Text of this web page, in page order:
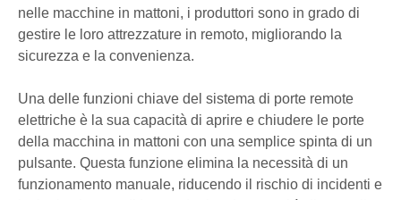
nelle macchine in mattoni, i produttori sono in grado di
gestire le loro attrezzature in remoto, migliorando la
sicurezza e la convenienza.
Una delle funzioni chiave del sistema di porte remote
elettriche è la sua capacità di aprire e chiudere le porte
della macchina in mattoni con una semplice spinta di un
pulsante. Questa funzione elimina la necessità di un
funzionamento manuale, riducendo il rischio di incidenti e